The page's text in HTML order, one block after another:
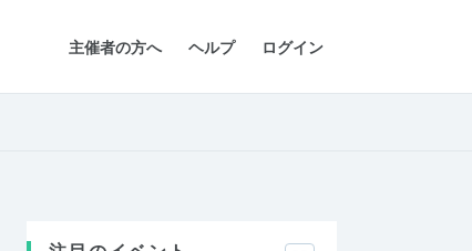
主催者の方へ ヘルプ ログイン